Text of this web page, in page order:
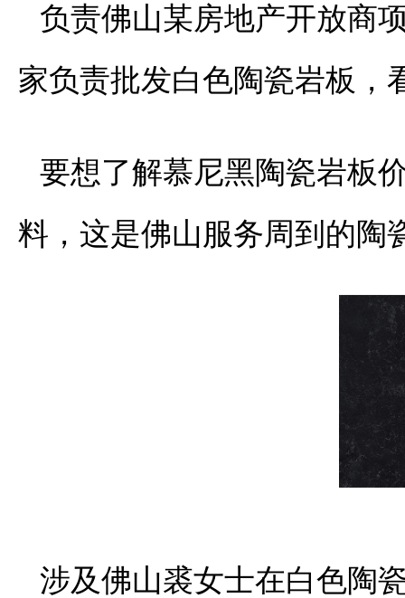
负责佛山某房地产开放商
家负责批发白色陶瓷岩板，
要想了解慕尼黑陶瓷岩板
料，这是佛山服务周到的陶
涉及佛山裘女士在白色陶